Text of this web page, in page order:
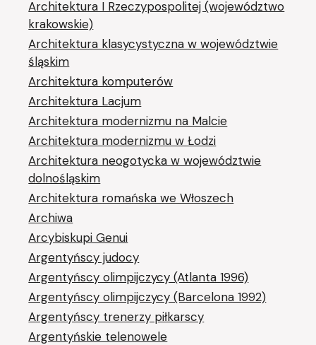
Architektura I Rzeczypospolitej (województwo
krakowskie)
Architektura klasycystyczna w województwie
śląskim
Architektura komputerów
Architektura Lacjum
Architektura modernizmu na Malcie
Architektura modernizmu w Łodzi
Architektura neogotycka w województwie
dolnośląskim
Architektura romańska we Włoszech
Archiwa
Arcybiskupi Genui
Argentyńscy judocy
Argentyńscy olimpijczycy (Atlanta 1996)
Argentyńscy olimpijczycy (Barcelona 1992)
Argentyńscy trenerzy piłkarscy
Argentyńskie telenowele